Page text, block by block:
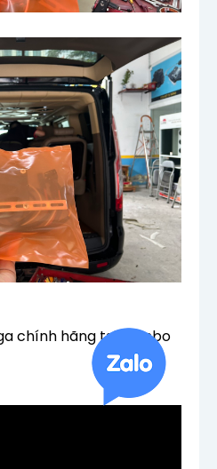
chính hãng tại Rambo